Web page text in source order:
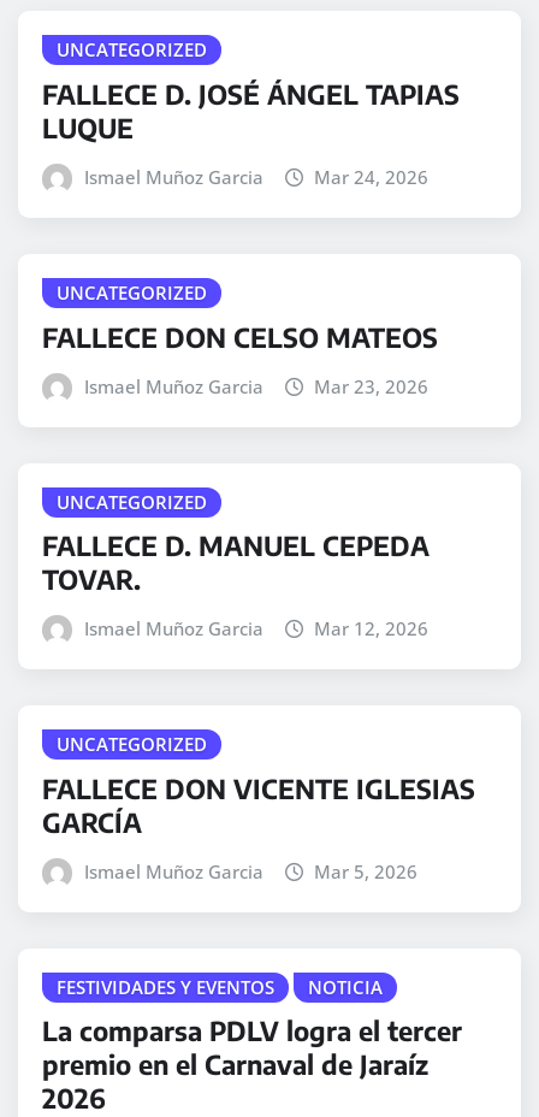
UNCATEGORIZED
FALLECE D. JOSÉ ÁNGEL TAPIAS
LUQUE
Ismael Muñoz Garcia Mar 24, 2026
UNCATEGORIZED
FALLECE DON CELSO MATEOS
Ismael Muñoz Garcia Mar 23, 2026
UNCATEGORIZED
FALLECE D. MANUEL CEPEDA
TOVAR.
Ismael Muñoz Garcia Mar 12, 2026
UNCATEGORIZED
FALLECE DON VICENTE IGLESIAS
GARCÍA
Ismael Muñoz Garcia Mar 5, 2026
FESTIVIDADES Y EVENTOS NOTICIA
La comparsa PDLV logra el tercer
premio en el Carnaval de Jaraíz
2026